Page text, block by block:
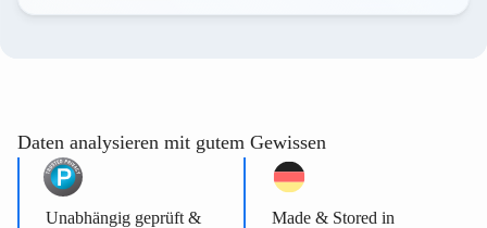
Daten analysieren mit gutem Gewissen
Unabhängig geprüft &
Made & Stored in